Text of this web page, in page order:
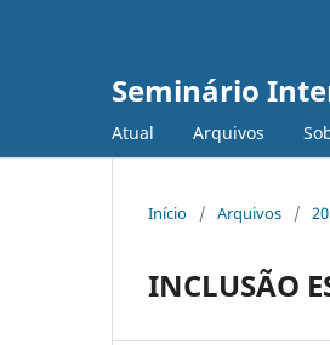
Seminário
Atual Arquivos
Início / Arquivos /
INCLUSÃO